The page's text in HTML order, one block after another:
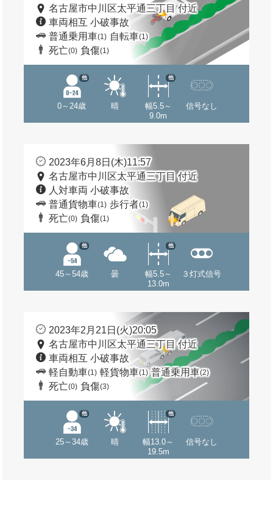
名古屋市中川区太平通三丁目 付近
車両相互 小破事故
普通乗用車(1) 自転車(1)
死亡(0) 負傷(1)
0～24歳
他
晴
幅5.5～
9.0m
他
信号なし
2023年6月8日(木)11:57
名古屋市中川区太平通三丁目 付近
人対車両 小破事故
普通貨物車(1) 歩行者(1)
死亡(0) 負傷(1)
45～54歳
他
曇
幅5.5～
13.0m
他
３灯式信号
2023年2月21日(火)20:05
名古屋市中川区太平通三丁目 付近
車両相互 小破事故
軽自動車(1) 軽貨物車(1) 普通乗用車(2)
死亡(0) 負傷(3)
25～34歳
他
晴
幅13.0～
19.5m
他
信号なし